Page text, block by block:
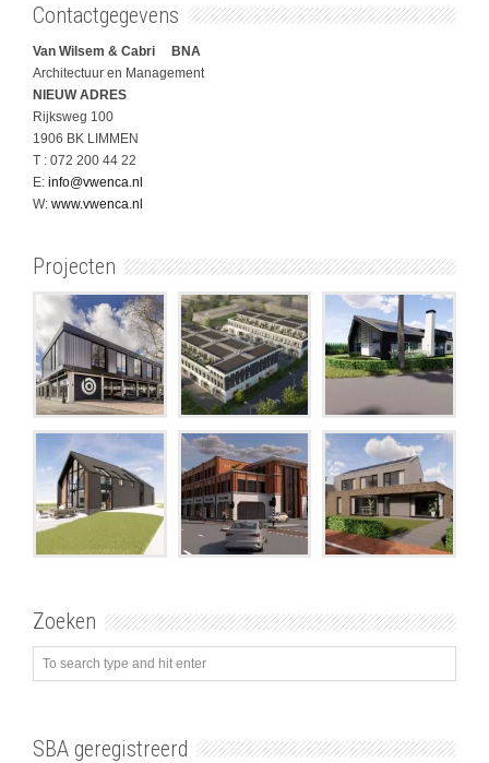
Contactgegevens
Van Wilsem & Cabri BNA
Architectuur en Management
NIEUW ADRES
Rijksweg 100
1906 BK LIMMEN
T : 072 200 44 22
E: info@vwenca.nl
W: www.vwenca.nl
Projecten
Zoeken
SBA geregistreerd